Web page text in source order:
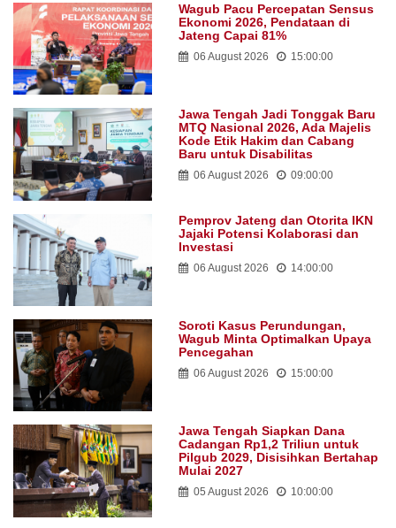
Wagub Pacu Percepatan Sensus
Ekonomi 2026, Pendataan di
Jateng Capai 81%
06 August 2026 15:00:00
Jawa Tengah Jadi Tonggak Baru
MTQ Nasional 2026, Ada Majelis
Kode Etik Hakim dan Cabang
Baru untuk Disabilitas
06 August 2026 09:00:00
Pemprov Jateng dan Otorita IKN
Jajaki Potensi Kolaborasi dan
Investasi
06 August 2026 14:00:00
Soroti Kasus Perundungan,
Wagub Minta Optimalkan Upaya
Pencegahan
06 August 2026 15:00:00
Jawa Tengah Siapkan Dana
Cadangan Rp1,2 Triliun untuk
Pilgub 2029, Disisihkan Bertahap
Mulai 2027
05 August 2026 10:00:00